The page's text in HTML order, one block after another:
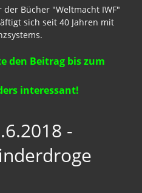
Bücher "Weltmacht IWF"
sich seit 40 Jahren mit
den Beitrag bis zum
interessant!
-